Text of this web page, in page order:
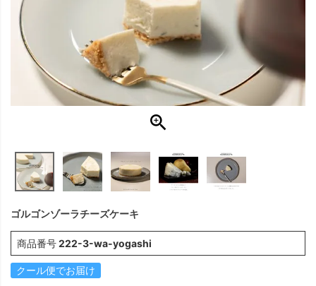
ゴルゴンゾーラチーズケーキ
商品番号222-3-wa-yogashi
クール便でお届け